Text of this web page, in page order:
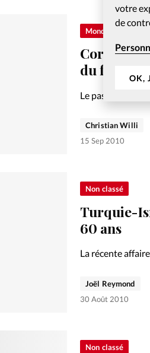
votre
de
OK,
Monde
Coran pas
du
Le pasteur
une nouvelle
de ce fait divers
Christian Willi
15 Sep 2010
Non classé
Turquie-
60 ans
La récente
dessinée ces
Joël Reymond
30 Août 2010
Non classé